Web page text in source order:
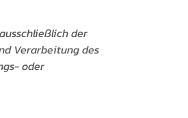
der
Verarbeitung des
oder